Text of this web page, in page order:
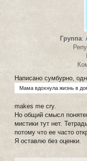
Группа:
Написано сумбурно,
Мама вдохнула жизнь в
makes me cry.
Но общий смысл
мистики тут нет.
потому что ее часто
Я оставлю без оценки.